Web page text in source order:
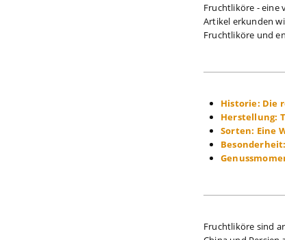
Fruchtliköre - eine
Artikel erkunden
Fruchtliköre und
Historie: Die
Herstellung:
Sorten: Eine
Fruchtliköre sind